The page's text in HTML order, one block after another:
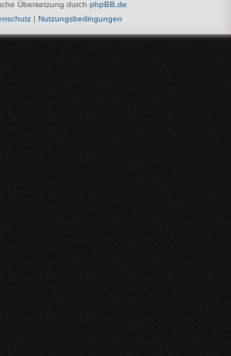
Übersetzung durch phpBB.de
| Nutzungsbedingungen